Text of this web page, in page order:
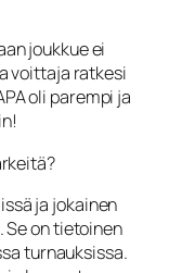
joukkue ei
voittaja ratkesi
oli parempi ja
ja jokainen
Se on tietoinen
turnauksissa.